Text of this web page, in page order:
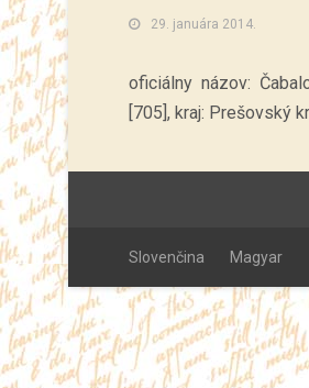
29. januára 2014.
oficiálny názov:
[705], kraj: Prešovský
Slovenčina Magyar